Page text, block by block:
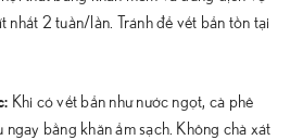
nhất 2 tuần/lần. Tránh để vết bẩn tồn tại
Khi có vết bẩn như nước ngọt, cà phê
ngay bằng khăn ẩm sạch. Không chà xát